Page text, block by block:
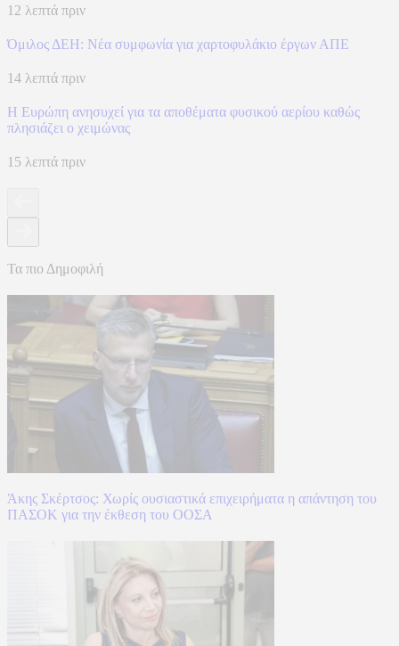
12 λεπτά πριν
Όμιλος ΔΕΗ: Νέα συμφωνία για χαρτοφυλάκιο έργων ΑΠΕ
14 λεπτά πριν
Η Ευρώπη ανησυχεί για τα αποθέματα φυσικού αερίου καθώς
πλησιάζει ο χειμώνας
15 λεπτά πριν
Τα πιο Δημοφιλή
Άκης Σκέρτσος: Χωρίς ουσιαστικά επιχειρήματα η απάντηση του
ΠΑΣΟΚ για την έκθεση του ΟΟΣΑ